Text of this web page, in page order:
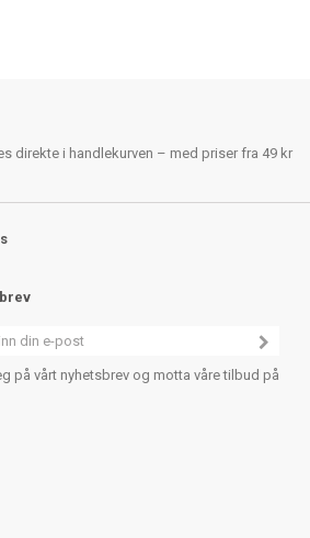
direkte i handlekurven – med priser fra 49 kr
på vårt nyhetsbrev og motta våre tilbud på